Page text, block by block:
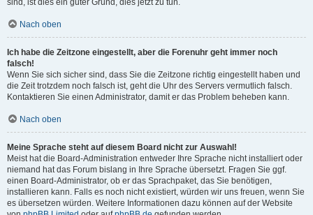
sind, ist dies ein guter Grund, dies jetzt zu tun.
Nach oben
Ich habe die Zeitzone eingestellt, aber die Forenuhr geht immer noch
falsch!
Wenn Sie sich sicher sind, dass Sie die Zeitzone richtig eingestellt haben und
die Zeit trotzdem noch falsch ist, geht die Uhr des Servers vermutlich falsch.
Kontaktieren Sie einen Administrator, damit er das Problem beheben kann.
Nach oben
Meine Sprache steht auf diesem Board nicht zur Auswahl!
Meist hat die Board-Administration entweder Ihre Sprache nicht installiert oder
niemand hat das Forum bislang in Ihre Sprache übersetzt. Fragen Sie ggf.
einen Board-Administrator, ob er das Sprachpaket, das Sie benötigen,
installieren kann. Falls es noch nicht existiert, würden wir uns freuen, wenn Sie
es übersetzen würden. Weitere Informationen dazu können auf der Website